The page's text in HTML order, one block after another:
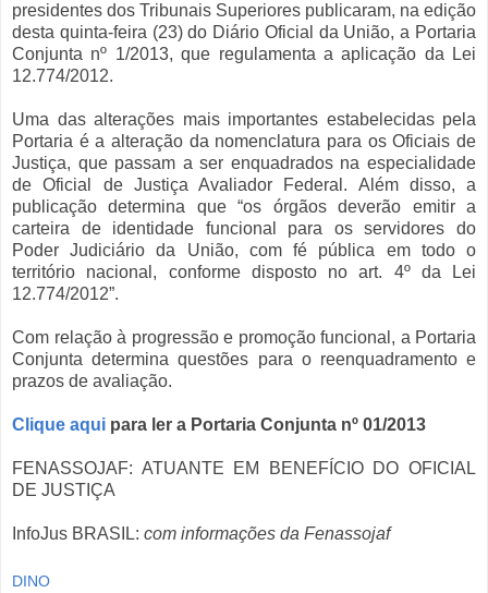
presidentes dos Tribunais Superiores publicaram, na edição
desta quinta-feira (23) do Diário Oficial da União, a Portaria
Conjunta nº 1/2013, que regulamenta a aplicação da Lei
12.774/2012.
Uma das alterações mais importantes estabelecidas pela
Portaria é a alteração da nomenclatura para os Oficiais de
Justiça, que passam a ser enquadrados na especialidade
de Oficial de Justiça Avaliador Federal. Além disso, a
publicação determina que “os órgãos deverão emitir a
carteira de identidade funcional para os servidores do
Poder Judiciário da União, com fé pública em todo o
território nacional, conforme disposto no art. 4º da Lei
12.774/2012”.
Com relação à progressão e promoção funcional, a Portaria
Conjunta determina questões para o reenquadramento e
prazos de avaliação.
Clique aqui para ler a Portaria Conjunta nº 01/2013
FENASSOJAF: ATUANTE EM BENEFÍCIO DO OFICIAL
DE JUSTIÇA
InfoJus BRASIL: com informações da Fenassojaf
DINO